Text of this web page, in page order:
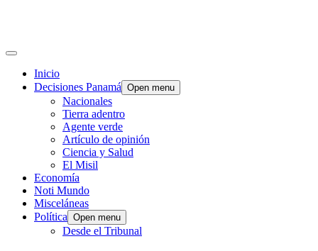
Inicio
Decisiones Panamá Open menu
Nacionales
Tierra adentro
Agente verde
Artículo de opinión
Ciencia y Salud
El Misil
Economía
Noti Mundo
Misceláneas
Política Open menu
Desde el Tribunal